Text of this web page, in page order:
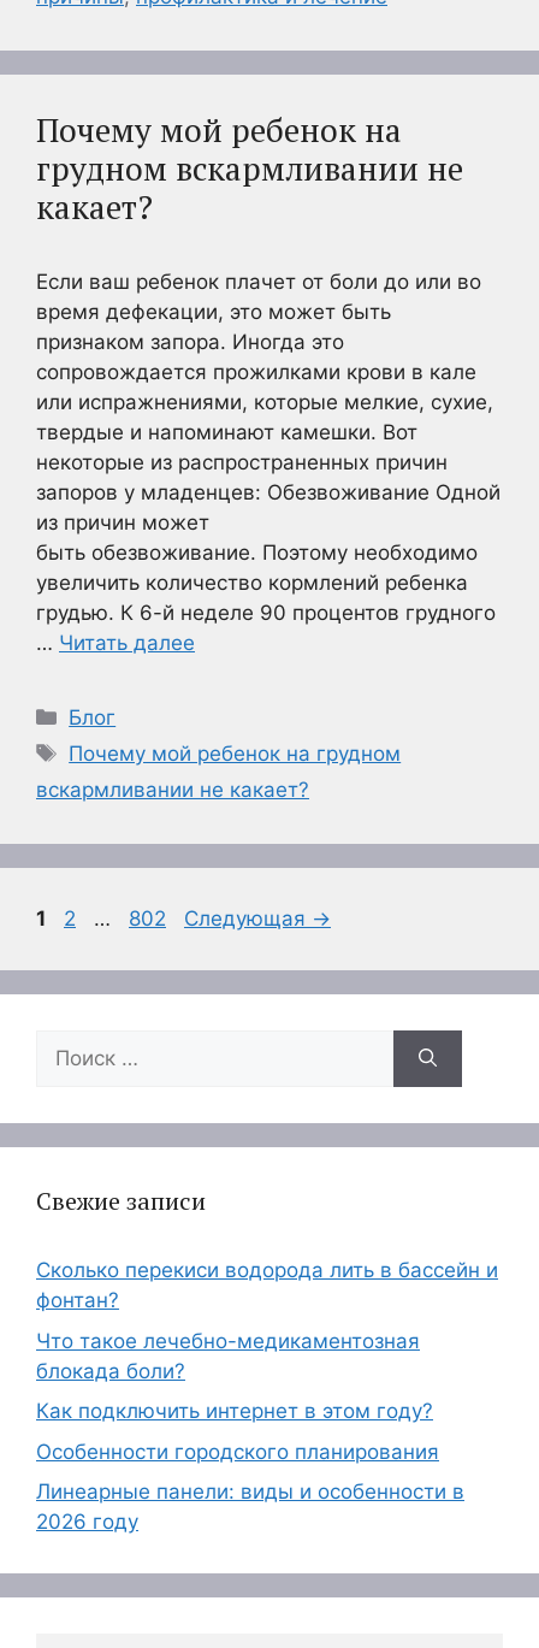
Почему мой ребенок на
грудном вскармливании не
какает?
Если ваш ребенок плачет от боли до или во
время дефекации, это может быть
признаком запора. Иногда это
сопровождается прожилками крови в кале
или испражнениями, которые мелкие, сухие,
твердые и напоминают камешки. Вот
некоторые из распространенных причин
запоров у младенцев: Обезвоживание Одной
из причин может
быть обезвоживание. Поэтому необходимо
увеличить количество кормлений ребенка
грудью. К 6-й неделе 90 процентов грудного
… Читать далее
Рубрики
Блог
Метки
Почему мой ребенок на грудном
вскармливании не какает?
Страница
1 Страница
2 … Страница
802 Следующая →
Поиск:
Свежие записи
Сколько перекиси водорода лить в бассейн и
фонтан?
Что такое лечебно-медикаментозная
блокада боли?
Как подключить интернет в этом году?
Особенности городского планирования
Линеарные панели: виды и особенности в
2026 году